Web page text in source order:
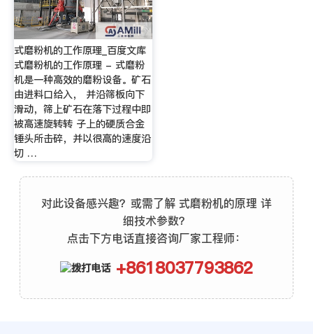
式磨粉机的工作原理_百度文库
式磨粉机的工作原理 - 式磨粉
机是一种高效的磨粉设备。矿石
由进料口给入， 并沿筛板向下
滑动，筛上矿石在落下过程中即
被高速旋转转 子上的硬质合金
锤头所击碎，并以很高的速度沿
切 …
对此设备感兴趣？或需了解 式磨粉机的原理 详
细技术参数？
点击下方电话直接咨询厂家工程师：
+8618037793862